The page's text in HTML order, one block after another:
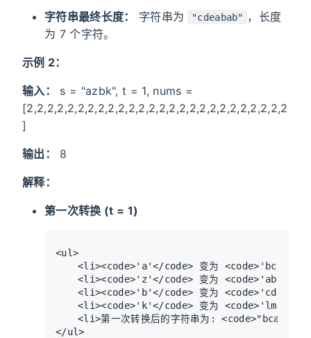
字符串最终长度： 字符串为 "cdeabab" ，长度
为 7 个字符。
示例 2：
输入：
s = "azbk", t = 1, nums =
[2,2,2,2,2,2,2,2,2,2,2,2,2,2,2,2,2,2,2,2,2,2,2,2,2,2
]
输出： 8
解释：
第一次转换 (t = 1)
<ul>
</ul>